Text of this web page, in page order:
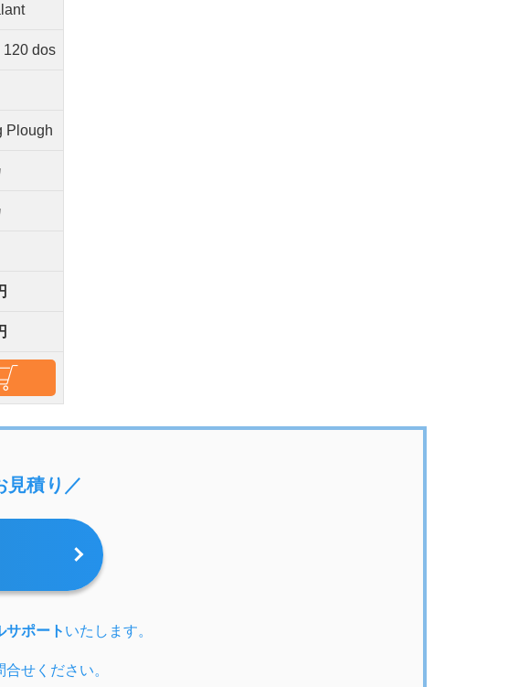
120 dos
Plough
見積り／
サポート いたします。
せください。